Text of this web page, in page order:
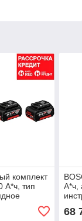
комплект
А*ч, тип
1880 CV
А*ч,
68